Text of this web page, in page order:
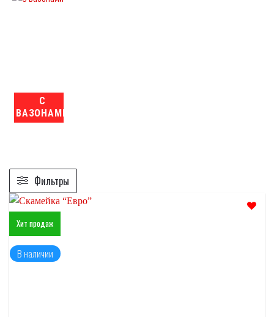
С
ВАЗОНАМИ
Фильтры
Хит продаж
В наличии